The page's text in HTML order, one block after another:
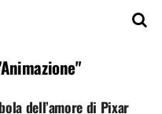
dell’amore di Pixar